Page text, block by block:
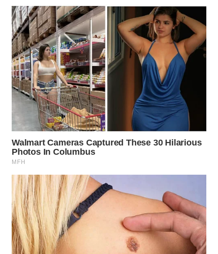
GORONTALO
WN
SULUT
WN
MALUKU
MALUT
WN
DAIRI
WN
DANAU
TOBA
WN
NIAS